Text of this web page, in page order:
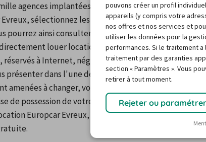
agences implantées sur les cinq continents dans
sélectionnez les critères importants, un
pourrez ainsi consulter et trier des annonces pour
louer location Europcar Evreux et payer
à Internet, négociés auprès de nos
présenter dans l'une des agences Europcar Evreux
amenées à changer, vous disposez d'un droit
de possession de votre véhicule. Enfin, pour
Europcar Evreux, nos conseillers se tiennent à
pouvons créer un profil
appareils (y compris votre
nos offres et nos services et
utiliser les données pour la
performances. Si le traitement a
traitement par des garanties
section « Paramètres ». Vous
retirer à tout moment.
Rejeter ou paramétrer